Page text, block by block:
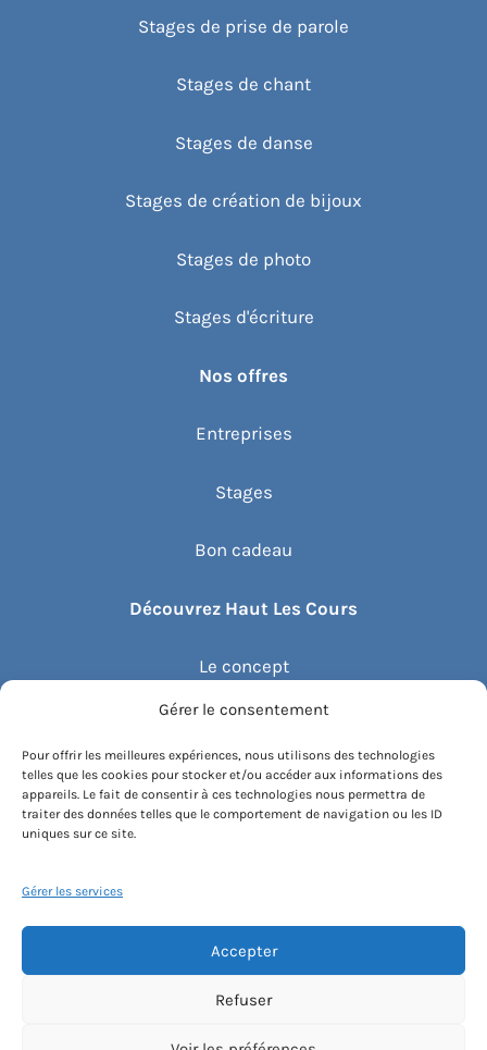
Gérer le consentement
Pour offrir les meilleures expériences, nous utilisons des technologies
telles que les cookies pour stocker et/ou accéder aux informations des
appareils. Le fait de consentir à ces technologies nous permettra de
traiter des données telles que le comportement de navigation ou les ID
uniques sur ce site.
Gérer les services
Accepter
Refuser
Stages de prise de parole
Stages de chant
Stages de danse
Stages de création de bijoux
Stages de photo
Stages d'écriture
Nos offres
Entreprises
Stages
Bon cadeau
Découvrez Haut Les Cours
Le concept
Blog
Conditions générales de vente
Mentions légales
Politique de cookies